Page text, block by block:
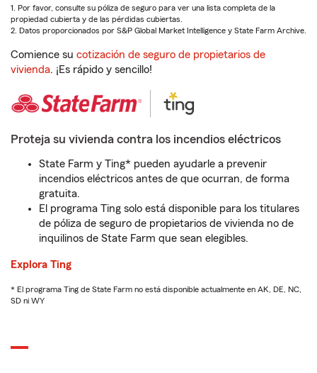
1. Por favor, consulte su póliza de seguro para ver una lista completa de la
propiedad cubierta y de las pérdidas cubiertas.
2. Datos proporcionados por S&P Global Market Intelligence y State Farm Archive.
Comience su cotización de seguro de propietarios de
vivienda. ¡Es rápido y sencillo!
Proteja su vivienda contra los incendios eléctricos
State Farm y Ting* pueden ayudarle a prevenir
incendios eléctricos antes de que ocurran, de forma
gratuita.
El programa Ting solo está disponible para los titulares
de póliza de seguro de propietarios de vivienda no de
inquilinos de State Farm que sean elegibles.
Explora Ting
* El programa Ting de State Farm no está disponible actualmente en AK, DE, NC,
SD ni WY